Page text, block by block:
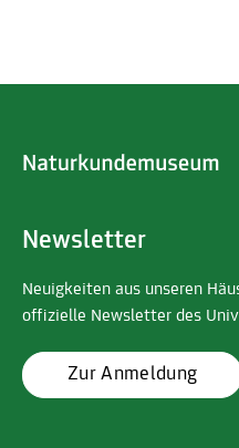
Newsletter
Neuigkeiten aus unseren
offizielle Newsletter des
Zur Anmeldung